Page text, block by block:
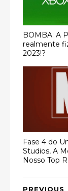
BOMBA: A
realmente
2023!?
Fase 4 do
Studios, A
Nosso Top
PREVIOUS